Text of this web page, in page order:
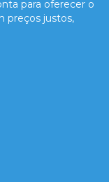
para oferecer o
preços justos,